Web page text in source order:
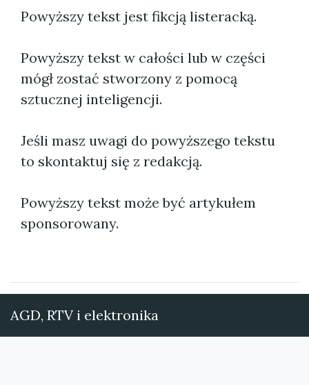
Powyższy tekst jest fikcją listeracką.
Powyższy tekst w całości lub w części
mógł zostać stworzony z pomocą
sztucznej inteligencji.
Jeśli masz uwagi do powyższego tekstu
to skontaktuj się z redakcją.
Powyższy tekst może być artykułem
sponsorowany.
AGD, RTV i elektronika